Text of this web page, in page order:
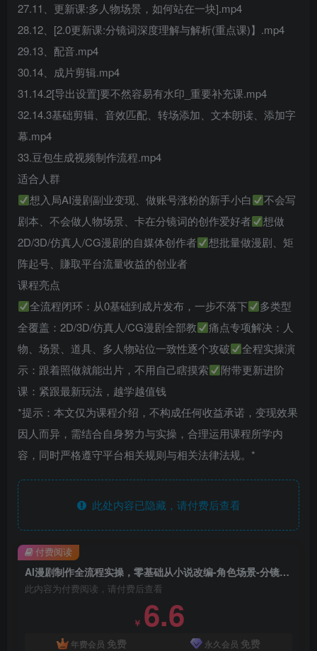
27.11、更新课:多人物场景，如何站在一块].mp4
28.12、[2.0更新课:分镜词深度理解与解析(重点课)】.mp4
29.13、配音.mp4
30.14、成片剪辑.mp4
31.14.2[导出设置]要不然容易有水印_重要补充课.mp4
32.14.3基础剪辑、音效匹配、转场添加、文本朗读、添加字
幕.mp4
33.豆包生成视频制作流程.mp4
适合人群
想入局AI漫剧副业变现、做账号涨粉的新手小白
不会写
剧本、不会做人物场景、卡在分镜词的创作爱好者
想做
2D/3D/仿真人/CG漫剧的自媒体创作者
想批量做漫剧、矩
阵起号、賺取平台流量收益的创业者
课程亮点
全流程闭环：从0基础到成片发布，一步不落下
多类型
全覆盖：2D/3D/仿真人/CG漫剧全部教
痛点专项解决：人
物、场景、道具、多人物站位一致性逐个攻破
全程实操演
示：跟着照做就能出片，不用自己瞎摸索
附带更新进阶
课：紧跟最新玩法，越学越值钱
*提示：本文仅为课程介绍，不构成任何收益承诺，变现效果
因人而异，需结合自身努力与实操，合理运用课程所学内
容，同时严格遵守平台相关规则与相关法律法规。*
此处内容已隐藏，请付费后查看
AI漫剧制作全流程实操，零基础从小说改编-角色场景-分镜生成-剪辑成片一步到位，小白也能独立做漫剧
此内容为付费阅读，请付费后查看
￥ 6.6
年费会员 免费 永久会员 免费
付费阅读